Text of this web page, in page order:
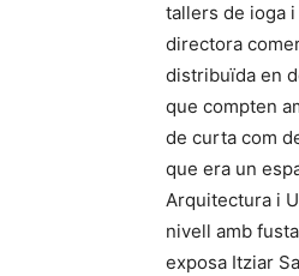
tallers de ioga
directora
distribuïda en
que compten
de curta com
que era un
Arquitectura i
nivell amb
exposa Itziar